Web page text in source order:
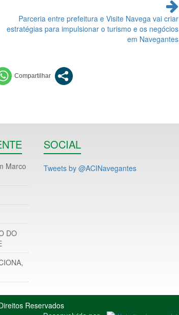
Parceria entre prefeitura e Visite Navega vai criar
estratégias para impulsionar o turismo e os negócios
em Navegantes
Marco
DO
SOCIAL
Tweets by @ACINavegantes
Reservados